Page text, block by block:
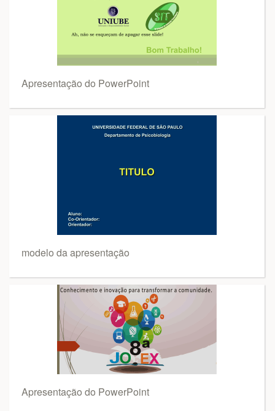
Apresentação do PowerPoint
modelo da apresentação
Apresentação do PowerPoint